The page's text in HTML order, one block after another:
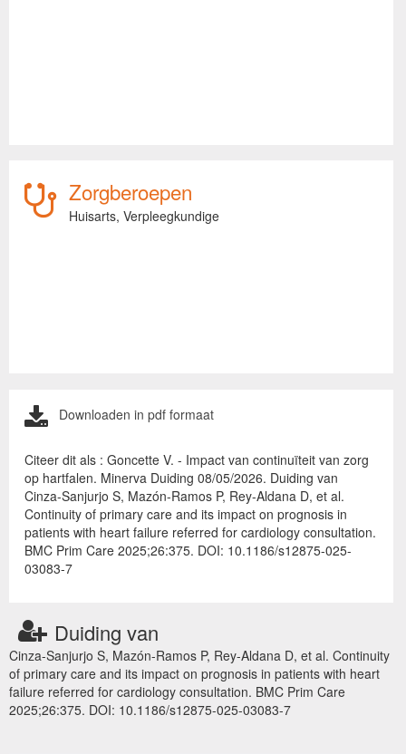
Zorgberoepen
Huisarts, Verpleegkundige
Downloaden in pdf formaat
Citeer dit als : Goncette V. - Impact van continuïteit van zorg
op hartfalen. Minerva Duiding 08/05/2026. Duiding van
Cinza-Sanjurjo S, Mazón-Ramos P, Rey-Aldana D, et al.
Continuity of primary care and its impact on prognosis in
patients with heart failure referred for cardiology consultation.
BMC Prim Care 2025;26:375. DOI: 10.1186/s12875-025-
03083-7
Duiding van
Cinza-Sanjurjo S, Mazón-Ramos P, Rey-Aldana D, et al. Continuity
of primary care and its impact on prognosis in patients with heart
failure referred for cardiology consultation. BMC Prim Care
2025;26:375. DOI: 10.1186/s12875-025-03083-7